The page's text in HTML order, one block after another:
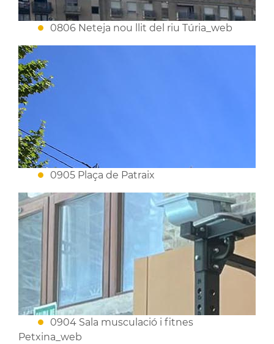
0806 Neteja nou llit del riu Túria_web
0905 Plaça de Patraix
0904 Sala musculació i fitnes
Petxina_web